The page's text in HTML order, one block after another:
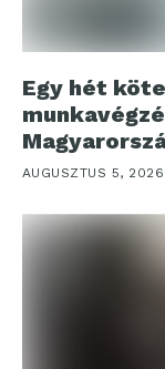
Egy hét
AUGUSZTUS 5, 2026